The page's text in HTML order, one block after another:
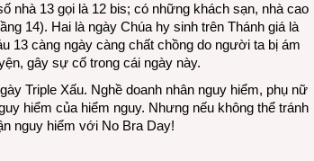
nhà 13 gọi là 12 bis; có những khách sạn, nhà cao
14). Hai là ngày Chúa hy sinh trên Thánh giá là
13 càng ngày càng chất chồng do người ta bị ám
gây sự cố trong cái ngày này.
Triple Xấu. Nghề doanh nhân nguy hiểm, phụ nữ
hiểm của hiểm nguy. Nhưng nếu không thể tránh
nguy hiểm với No Bra Day!